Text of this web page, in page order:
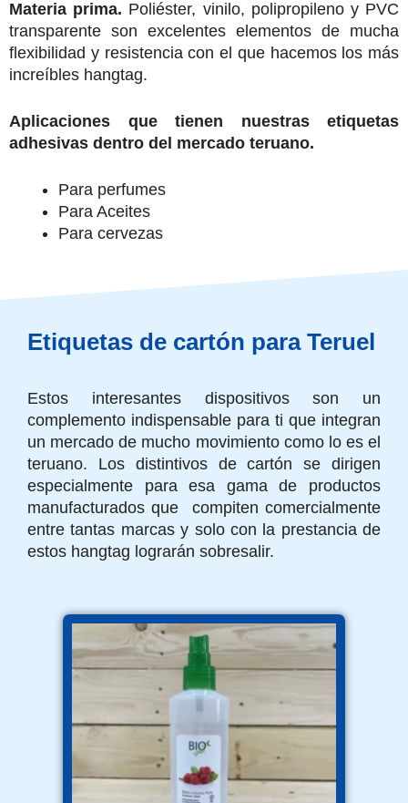
Materia prima. Poliéster, vinilo, polipropileno y PVC
transparente son excelentes elementos de mucha
flexibilidad y resistencia con el que hacemos los más
increíbles hangtag.
Aplicaciones que tienen nuestras etiquetas
adhesivas dentro del mercado teruano.
Para perfumes
Para Aceites
Para cervezas
Etiquetas de cartón para Teruel
Estos interesantes dispositivos son un
complemento indispensable para ti que integran
un mercado de mucho movimiento como lo es el
teruano. Los distintivos de cartón se dirigen
especialmente para esa gama de productos
manufacturados que compiten comercialmente
entre tantas marcas y solo con la prestancia de
estos hangtag lograrán sobresalir.